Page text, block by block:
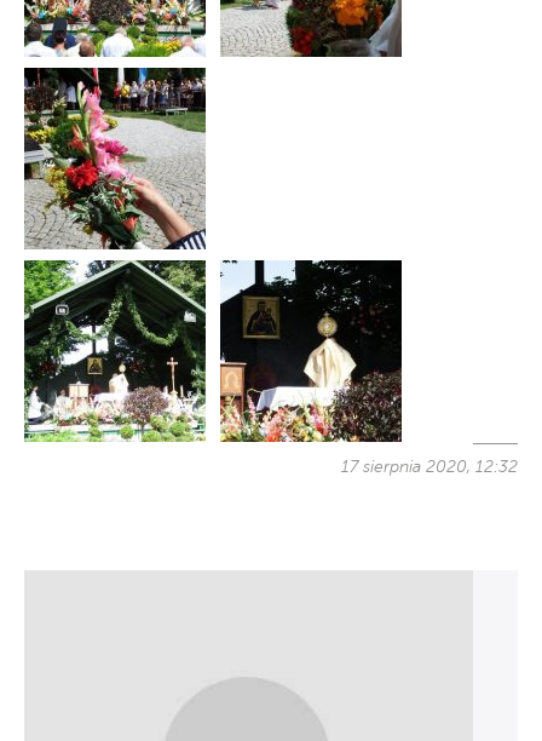
17 sierpnia 2020, 12:32